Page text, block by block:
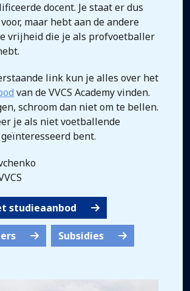
docent. Je staat er dus
maar hebt aan de andere
vrijheid die je als profvoetballer
link kun je alles over het
van de VVCS Academy vinden.
schroom dan niet om te bellen.
je als niet voetballende
bent.
studieaanbod
Subsidies